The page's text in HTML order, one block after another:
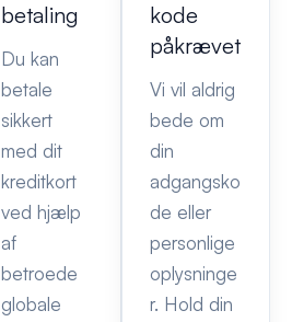
betaling
Du kan
betale
sikkert
med dit
kreditkort
ved hjælp
af
betroede
globale
kode
påkrævet
Vi vil aldrig
bede om
din
adgangsko
de eller
personlige
oplysninge
r. Hold din